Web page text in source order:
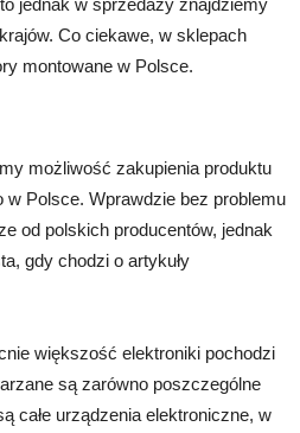
jednak w sprzedaży znajdziemy
Co ciekawe, w sklepach
montowane w Polsce.
możliwość zakupienia produktu
w Polsce. Wprawdzie bez problemu
od polskich producentów, jednak
gdy chodzi o artykuły
większość elektroniki pochodzi
są zarówno poszczególne
całe urządzenia elektroniczne, w